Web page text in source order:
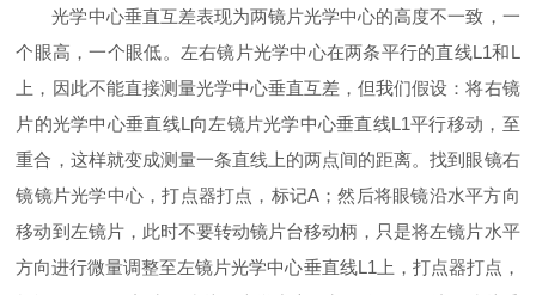
光学中心垂直互差表现为两镜片光学中心的高度不一致，一
个眼高，一个眼低。左右镜片光学中心在两条平行的直线L1和L
上，因此不能直接测量光学中心垂直互差，但我们假设：将右镜
片的光学中心垂直线L向左镜片光学中心垂直线L1平行移动，至
重合，这样就变成测量一条直线上的两点间的距离。找到眼镜右
镜镜片光学中心，打点器打点，标记A；然后将眼镜沿水平方向
移动到左镜片，此时不要转动镜片台移动柄，只是将左镜片水平
方向进行微量调整至左镜片光学中心垂直线L1上，打点器打点，